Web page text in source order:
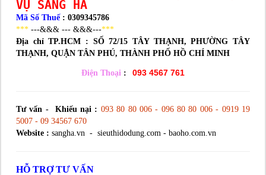
VỤ SANG HÀ
Mã Số Thuế: 0309345786
*** ---&&& --- &&&---***
Địa chỉ TP.HCM : SỐ 72/15 TÂY THẠNH, PHƯỜNG TÂY
THẠNH, QUẬN TÂN PHÚ, THÀNH PHỐ HỒ CHÍ MINH
Điện Thoại : 093 4567 761
Tư vấn - Khiếu nại : 093 80 80 006 - 096 80 80 006 - 0919 19
5007 - 09 34567 670
Website : sangha.vn - sieuthidodung.com - baoho.com.vn
HỖ TRỢ TƯ VẤN